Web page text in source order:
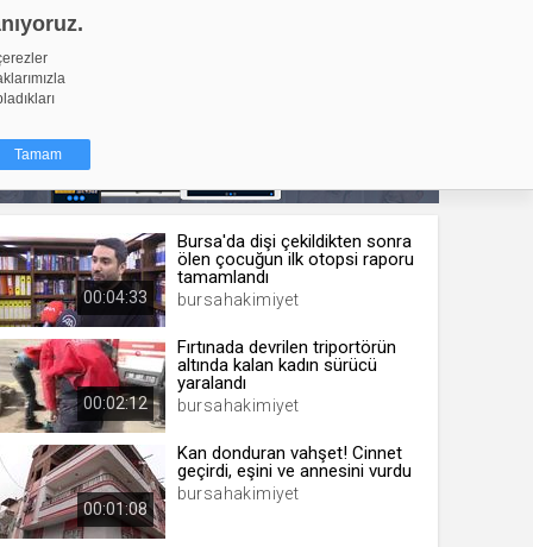
Tamam
küçük
İzniniz şu
hale
bir
Türü
yıl
00:04:33
Bursa'da dişi çekildikten sonra
ölen çocuğun ilk otopsi raporu
tamamlandı
bursahakimiyet
00:02:12
Fırtınada devrilen triportörün
altında kalan kadın sürücü
yaralandı
bursahakimiyet
00:01:08
Kan donduran vahşet! Cinnet
geçirdi, eşini ve annesini vurdu
bursahakimiyet